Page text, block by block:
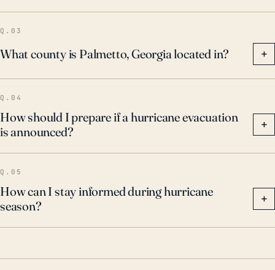
aunque la amenaza de marejada ciclónica fue menos
severa debido a la distancia de la ciudad desde los
lugares de aterrizaje de los huracanes. Dada esta
historia combinada con sus características
geográficas, Palmetto permanece altamente
susceptible a los impactos adversos de los huracanes
e inundaciones.
Q.03
What county is Palmetto, Georgia located in? +
Q.04
How should I prepare if a hurricane evacuation
is announced?
+
Q.05
How can I stay informed during hurricane
season?
+